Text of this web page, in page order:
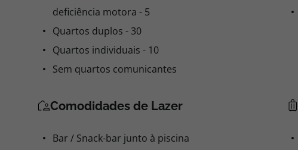
deficiência motora - 5
Quartos duplos - 30
Quartos individuais - 10
Sem quartos comunicantes
Comodidades de Lazer
Bar / Snack-bar junto à piscina